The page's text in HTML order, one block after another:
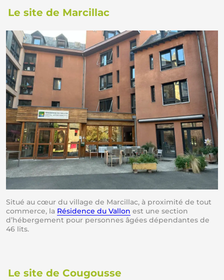
Le site de Marcillac
Situé au cœur du village de Marcillac, à proximité de tout
commerce, la Résidence du Vallon est une section
d’hébergement pour personnes âgées dépendantes de
46 lits.
Le site de Cougousse